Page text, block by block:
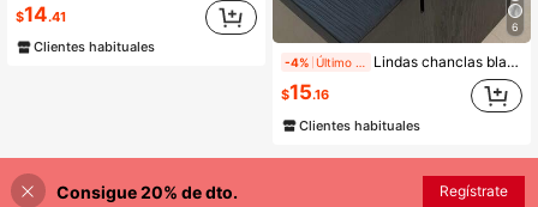
$14.41
Clientes habituales
6
-4% Lindas chanclas blancas con pompones de cereza 3D, sandalias casuales dulces para playa de verano, adecuadas para niñas, chanclas blancas con decoración de cereza roja, sandalias de dedo antideslizantes lindas para verano, chanclas blancas con pompones esponjosos de cereza lindas, zapatos de playa de verano dulces y de moda
$15.16
Clientes habituales
¡1% DE DESCUENTO! AÑADIR A LA BOLSA
Consigue 20% de dto. Regístrate